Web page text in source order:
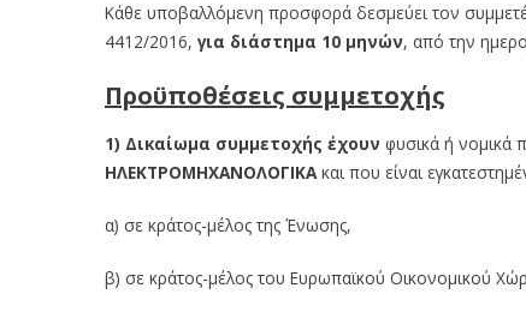
Κάθε υποβαλλόμενη προσφορά δεσμεύει τον
4412/2016, για διάστημα 10 μηνών, από την
Προϋποθέσεις συμμετοχής
1) Δικαίωμα συμμετοχής έχουν φυσικά ή νομικά
ΗΛΕΚΤΡΟΜΗΧΑΝΟΛΟΓΙΚΑκαι που είναι
α) σε κράτος-μέλος της Ένωσης,
β) σε κράτος-μέλος του Ευρωπαϊκού Οικονομικού